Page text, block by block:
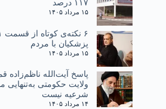
۱۱۷ درصد
۱۵ مرداد ۱۴۰۵
پزشکیان با مردم
۱۵ مرداد ۱۴۰۵
پاسخ آیت‌الله ناظم‌زاده
ولایت حکومتی به‌تنهایی
شرعیه نیست
۱۴ مرداد ۱۴۰۵